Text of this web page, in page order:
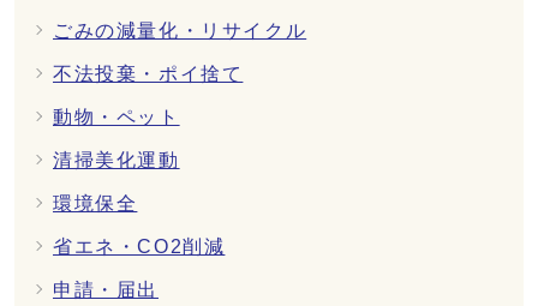
ごみの減量化・リサイクル
不法投棄・ポイ捨て
動物・ペット
清掃美化運動
環境保全
省エネ・CO2削減
申請・届出